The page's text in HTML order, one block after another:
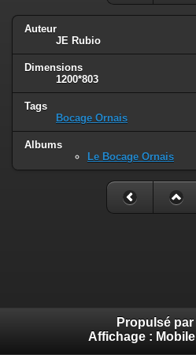
Auteur
JE Rubio
Dimensions
1200*803
Tags
Bocage Ornais
Albums
Le Bocage Ornais
Propulsé par
Affichage : Mobile